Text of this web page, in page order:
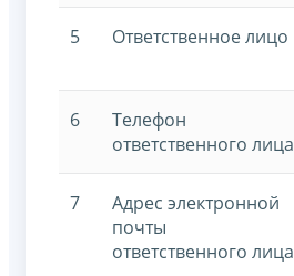
5 Ответственное лицо
6
Телефон
ответственного лица
7
Адрес электронной
почты
ответственного лица